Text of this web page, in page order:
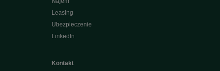
Leasing
Ubezpieczenie
Linkedln
Kontakt